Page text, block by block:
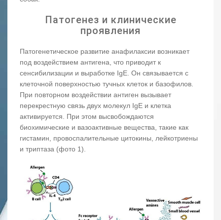
Патогенез и клинические
проявления
Патогенетическое развитие анафилаксии возникает
под воздействием антигена, что приводит к
сенсибилизации и выработке IgE. Он связывается с
клеточной поверхностью тучных клеток и базофилов.
При повторном воздействии антиген вызывает
перекрестную связь двух молекул IgE и клетка
активируется. При этом высвобождаются
биохимические и вазоактивные вещества, такие как
гистамин, провоспалительные цитокины, лейкотриены
и триптаза (фото 1).